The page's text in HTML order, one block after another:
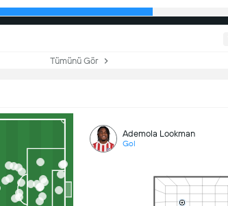
Tümünü Gör
Ademola Lookman
Gol